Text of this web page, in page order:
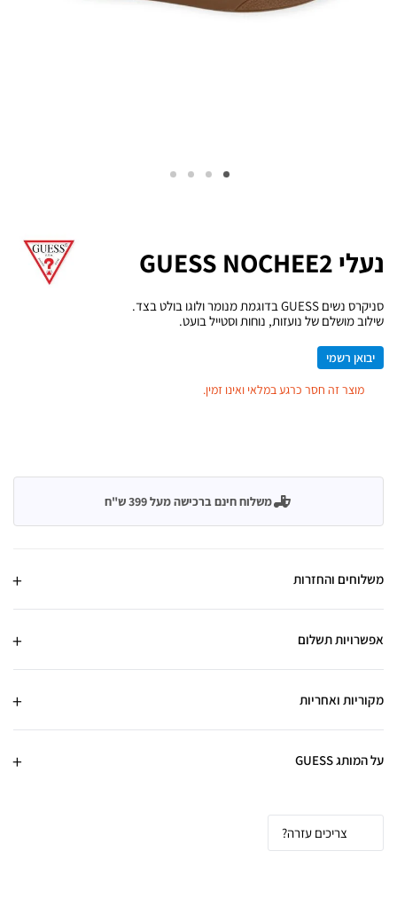
נעלי GUESS NOCHEE2
סניקרס נשים GUESS בדוגמת מנומר ולוגו בולט בצד.
שילוב מושלם של נועזות, נוחות וסטייל בועט.
יבואן רשמי
מוצר זה חסר כרגע במלאי ואינו זמין.
משלוח חינם ברכישה מעל 399 ש"ח
משלוחים והחזרות
אפשרויות תשלום
מקוריות ואחריות
על המותג GUESS
צריכים עזרה?